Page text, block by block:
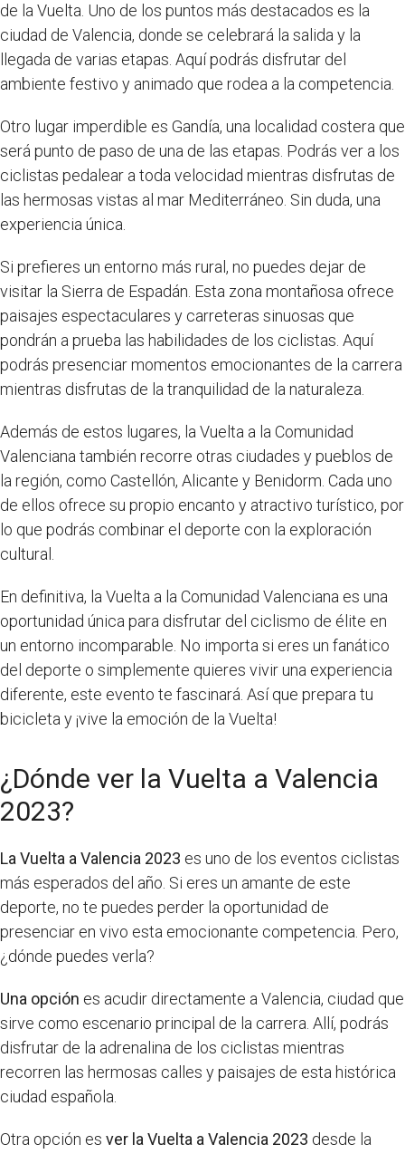
de la Vuelta. Uno de los puntos más destacados es la
ciudad de Valencia, donde se celebrará la salida y la
llegada de varias etapas. Aquí podrás disfrutar del
ambiente festivo y animado que rodea a la competencia.
Otro lugar imperdible es Gandía, una localidad costera que
será punto de paso de una de las etapas. Podrás ver a los
ciclistas pedalear a toda velocidad mientras disfrutas de
las hermosas vistas al mar Mediterráneo. Sin duda, una
experiencia única.
Si prefieres un entorno más rural, no puedes dejar de
visitar la Sierra de Espadán. Esta zona montañosa ofrece
paisajes espectaculares y carreteras sinuosas que
pondrán a prueba las habilidades de los ciclistas. Aquí
podrás presenciar momentos emocionantes de la carrera
mientras disfrutas de la tranquilidad de la naturaleza.
Además de estos lugares, la Vuelta a la Comunidad
Valenciana también recorre otras ciudades y pueblos de
la región, como Castellón, Alicante y Benidorm. Cada uno
de ellos ofrece su propio encanto y atractivo turístico, por
lo que podrás combinar el deporte con la exploración
cultural.
En definitiva, la Vuelta a la Comunidad Valenciana es una
oportunidad única para disfrutar del ciclismo de élite en
un entorno incomparable. No importa si eres un fanático
del deporte o simplemente quieres vivir una experiencia
diferente, este evento te fascinará. Así que prepara tu
bicicleta y ¡vive la emoción de la Vuelta!
¿Dónde ver la Vuelta a Valencia
2023?
La Vuelta a Valencia 2023 es uno de los eventos ciclistas
más esperados del año. Si eres un amante de este
deporte, no te puedes perder la oportunidad de
presenciar en vivo esta emocionante competencia. Pero,
¿dónde puedes verla?
Una opción es acudir directamente a Valencia, ciudad que
sirve como escenario principal de la carrera. Allí, podrás
disfrutar de la adrenalina de los ciclistas mientras
recorren las hermosas calles y paisajes de esta histórica
ciudad española.
Otra opción es ver la Vuelta a Valencia 2023 desde la